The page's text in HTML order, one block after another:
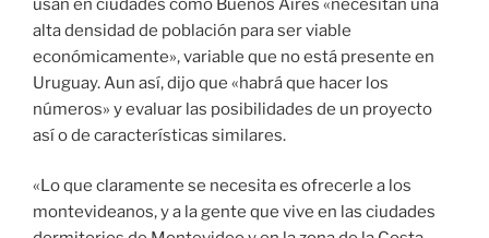
usan en ciudades como Buenos Aires «necesitan una
alta densidad de población para ser viable
económicamente», variable que no está presente en
Uruguay. Aun así, dijo que «habrá que hacer los
números» y evaluar las posibilidades de un proyecto
así o de características similares.
«Lo que claramente se necesita es ofrecerle a los
montevideanos, y a la gente que vive en las ciudades